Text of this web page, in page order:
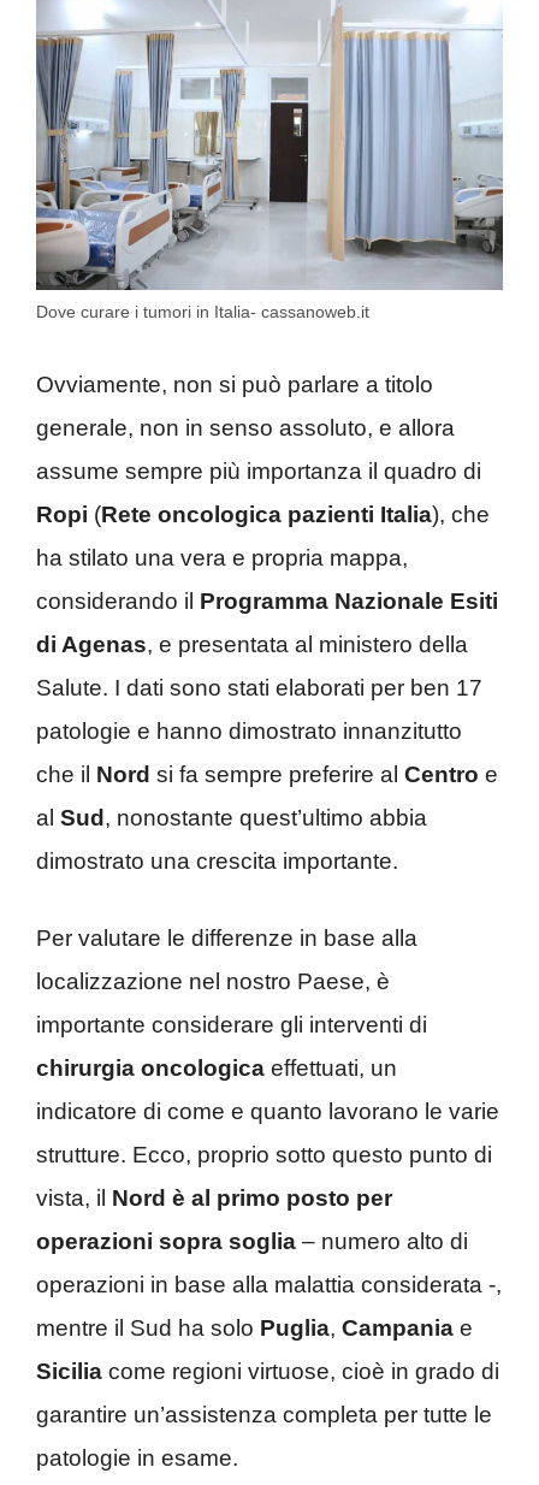
Dove curare i tumori in Italia- cassanoweb.it
Ovviamente, non si può parlare a titolo
generale, non in senso assoluto, e allora
assume sempre più importanza il quadro di
Ropi (Rete oncologica pazienti Italia), che
ha stilato una vera e propria mappa,
considerando il Programma Nazionale Esiti
di Agenas, e presentata al ministero della
Salute. I dati sono stati elaborati per ben 17
patologie e hanno dimostrato innanzitutto
che il Nord si fa sempre preferire al Centro e
al Sud, nonostante quest’ultimo abbia
dimostrato una crescita importante.
Per valutare le differenze in base alla
localizzazione nel nostro Paese, è
importante considerare gli interventi di
chirurgia oncologica effettuati, un
indicatore di come e quanto lavorano le varie
strutture. Ecco, proprio sotto questo punto di
vista, il Nord è al primo posto per
operazioni sopra soglia – numero alto di
operazioni in base alla malattia considerata -,
mentre il Sud ha solo Puglia, Campania e
Sicilia come regioni virtuose, cioè in grado di
garantire un’assistenza completa per tutte le
patologie in esame.